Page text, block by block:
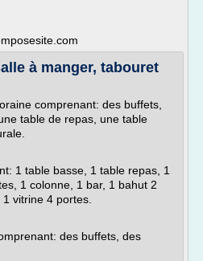
à manger, tabouret
comprenant: des buffets,
table de repas, une table
1 table basse, 1 table repas, 1
1 colonne, 1 bar, 1 bahut 2
vitrine 4 portes.
des buffets, des